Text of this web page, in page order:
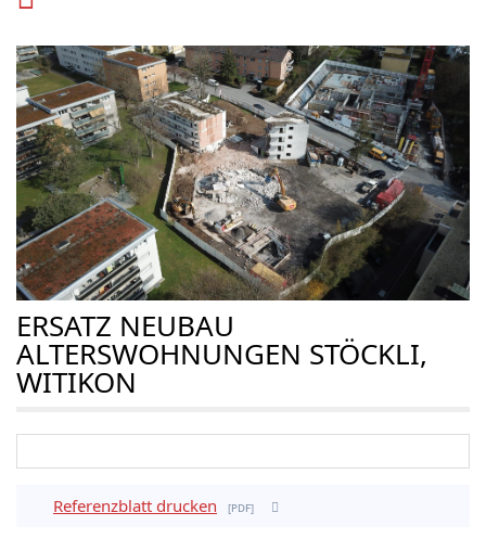
ERSATZ NEUBAU
ALTERSWOHNUNGEN STÖCKLI,
WITIKON
Referenzblatt drucken pdf